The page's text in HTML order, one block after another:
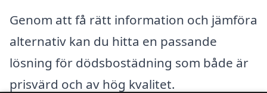
Genom att få rätt information och jämföra
alternativ kan du hitta en passande
lösning för dödsbostädning som både är
prisvärd och av hög kvalitet.